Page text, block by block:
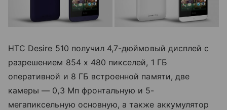
HTC Desire 510 получил 4,7-дюймовый дисплей с
разрешением 854 х 480 пикселей, 1 ГБ
оперативной и 8 ГБ встроенной памяти, две
камеры — 0,3 Мп фронтальную и 5-
мегапиксельную основную, а также аккумулятор